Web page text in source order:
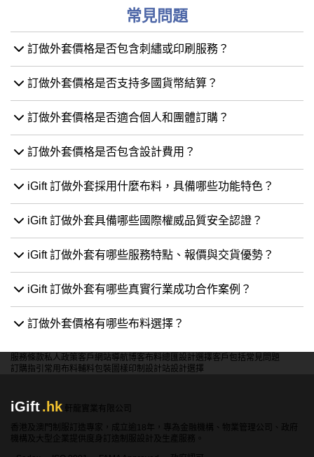
常見問題
訂做外套價格是否包含刺繡或印刷服務？
訂做外套價格是否支持多國貨幣結算？
訂做外套價格是否適合個人和團體訂購？
訂做外套價格是否包含設計費用？
iGift 訂做外套採用什麼布料，具備哪些功能特色？
iGift 訂做外套具備哪些國際權威品質安全認證？
iGift 訂做外套有哪些服務特點、報價與交貨優勢？
iGift 訂做外套有哪些真實行業成功合作案例？
訂做外套價格有哪些布料選擇？
服務條款私人政策客戶 網站導航博客布料總匯設計選擇客戶包括常見問題
訂購指引 常用布料輔料包裝 圖樣印制 設計站設計選擇
iGift.hk
軒龍實業有限公司
香港及澳門制服訂造專家，成立逾18年，專為金融機構、物業管理公司、政府
機構及大型企業提供度身訂造制服設計及生產服務。